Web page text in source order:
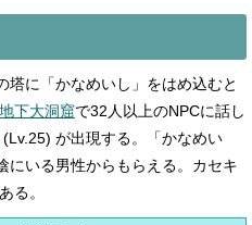
塔に「かなめいし」をはめ込むと
地下大洞窟で32人以上のNPCに話し
(Lv.25) が出現する。「かなめい
にいる男性からもらえる。カセキ
る。